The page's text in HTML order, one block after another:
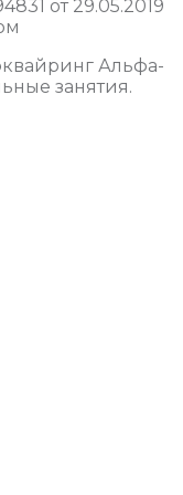
от 29.05.2019
Альфа-
занятия.